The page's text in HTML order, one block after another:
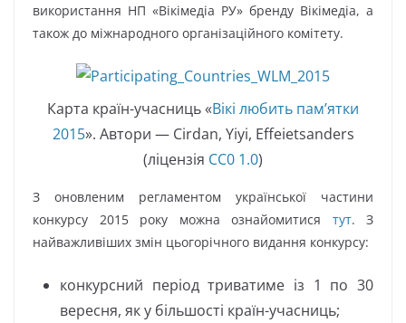
використання НП «Вікімедіа РУ» бренду Вікімедіа, а
також до міжнародного організаційного комітету.
Карта країн-учасниць «Вікі любить пам’ятки
2015». Автори — Cirdan, Yiyi, Effeietsanders
(ліцензія CC0 1.0)
З оновленим регламентом української частини
конкурсу 2015 року можна ознайомитися тут. З
найважливіших змін цьогорічного видання конкурсу:
конкурсний період триватиме із 1 по 30
вересня, як у більшості країн-учасниць;